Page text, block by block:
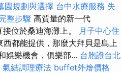
園規劃與選擇 台中水療服務 失
整步驟 高質量的新一代
位於桑迪海灘上。
月子中心住
都能提供，那麼大拜貝是島上
娛樂機會，俱樂部... 台胞證台北
氣結調理療法 buffet外燴價格